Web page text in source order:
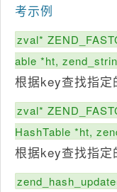
考示例
zval*
able *ht,
根据key查找指定
zval*
HashTable *ht,
根据key查找指定